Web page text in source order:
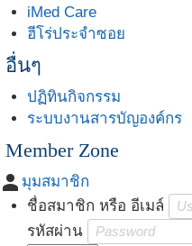
iMed Care
ฮีโร่ประจำซอย
อื่นๆ
ปฏิทินกิจกรรม
ระบบงานสารบัญองค์กร
Member Zone
person มุมสมาชิก
ชื่อสมาชิก หรือ อีเมล์
รหัสผ่าน